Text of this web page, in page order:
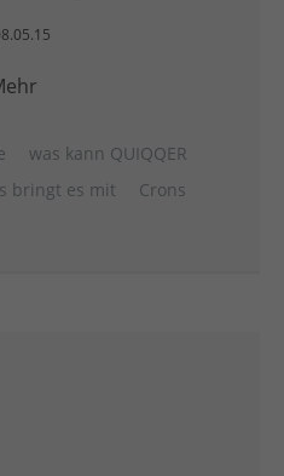
was kann QUIQQER
bringt es mit
Crons